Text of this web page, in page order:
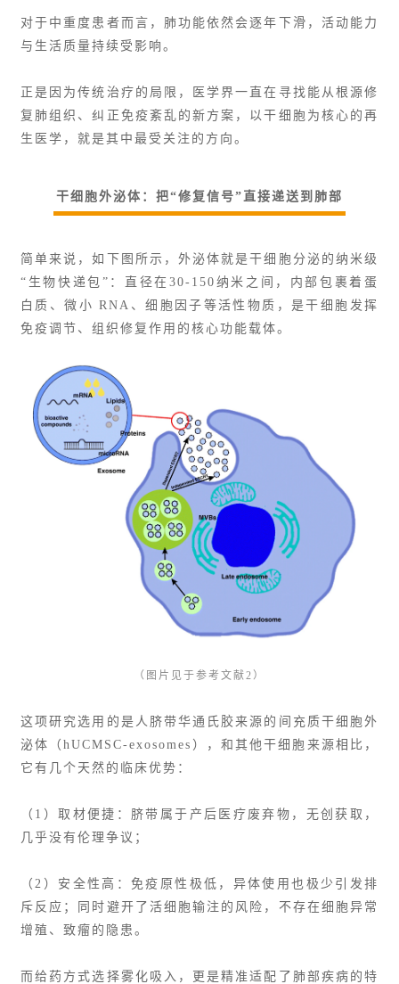
对于中重度患者而言，肺功能依然会逐年下滑，活动能力
与生活质量持续受影响。
正是因为传统治疗的局限，医学界一直在寻找能从根源修
复肺组织、纠正免疫紊乱的新方案，以干细胞为核心的再
生医学，就是其中最受关注的方向。
干细胞外泌体：把“修复信号”直接递送到肺部
简单来说，如下图所示，外泌体就是干细胞分泌的纳米级
“生物快递包”：直径在30-150纳米之间，内部包裹着蛋
白质、微小 RNA、细胞因子等活性物质，是干细胞发挥
免疫调节、组织修复作用的核心功能载体。
（图片见于参考文献2）
这项研究选用的是人脐带华通氏胶来源的间充质干细胞外
泌体（hUCMSC-exosomes），和其他干细胞来源相比，
它有几个天然的临床优势：
（1）取材便捷：脐带属于产后医疗废弃物，无创获取，
几乎没有伦理争议；
（2）安全性高：免疫原性极低，异体使用也极少引发排
斥反应；同时避开了活细胞输注的风险，不存在细胞异常
增殖、致瘤的隐患。
而给药方式选择雾化吸入，更是精准适配了肺部疾病的特